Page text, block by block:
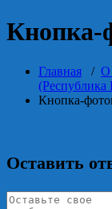
Кнопка-
Главная / О
(Республика
Кнопка-
Оставить